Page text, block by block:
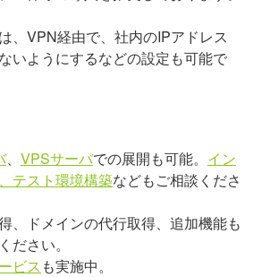
、VPN経由で、社内のIPアドレス
いようにするなどの設定も可能で
、 VPSサーバでの展開も可能。 イン
テスト環境構築などもご相談くださ
、ドメインの代行取得、追加機能も
ださい。
ビス も実施中。